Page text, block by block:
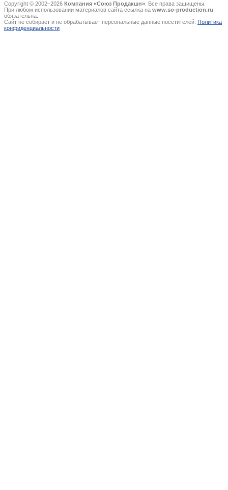
Copyright © 2002–2026 Компания «Союз Продакшн» . Все права защищены.
При любом использовании материалов сайта ссылка на www.so-production.ru
обязательна.
Сайт не собирает и не обрабатывает персональные данные посетителей. Политика
конфиденциальности